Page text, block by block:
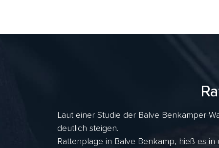
Laut einer Studie der Balve Benkamper
deutlich steigen.
Rattenplage in Balve Benkamp, hieß es